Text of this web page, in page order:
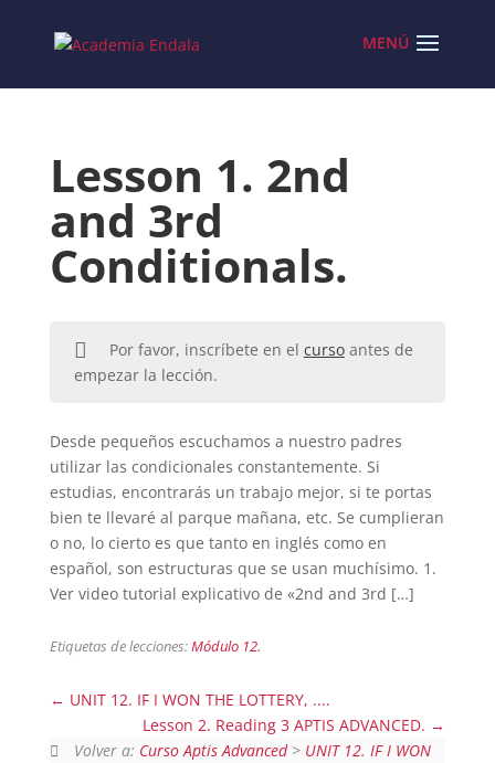
content
Lesson 1. 2nd
and 3rd
Conditionals.
Por favor, inscríbete en el cursoantes de
empezar la lección.
Desde pequeños escuchamos a nuestro padres
utilizar las condicionales constantemente. Si
estudias, encontrarás un trabajo mejor, si te portas
bien te llevaré al parque mañana, etc. Se cumplieran
o no, lo cierto es que tanto en inglés como en
español, son estructuras que se usan muchísimo. 1.
Ver video tutorial explicativo de «2nd and 3rd […]
Etiquetas de lecciones:Módulo 12.
UNIT 12. IF I WON THE LOTTERY, ....
Lesson 2. Reading 3 APTIS ADVANCED.
Volver a: Curso Aptis Advanced> UNIT 12. IF I WON